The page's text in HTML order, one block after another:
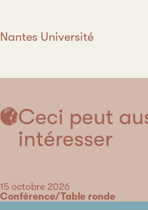
Nantes Université
Ceci peut
intéresser
Date
15 octobre 2026
Catégorie
Conférence/Table ronde